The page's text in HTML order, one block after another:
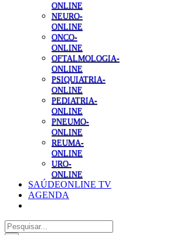
ONLINE
NEURO-
ONLINE
ONCO-
ONLINE
OFTALMOLOGIA-
ONLINE
PSIQUIATRIA-
ONLINE
PEDIATRIA-
ONLINE
PNEUMO-
ONLINE
REUMA-
ONLINE
URO-
ONLINE
SAÚDEONLINE TV
AGENDA
Pesquisar